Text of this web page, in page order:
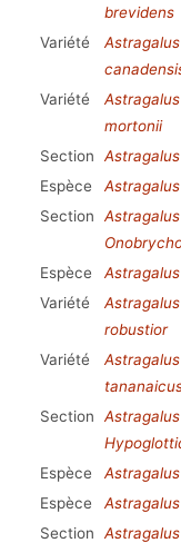
brevidens
Variété
Variété
mortonii
Section Astragalus
Espèce
Section
Astragalus
Espèce
Variété
robustior
Variété
Section Astragalus
Espèce
Espèce
Section
Astragalus